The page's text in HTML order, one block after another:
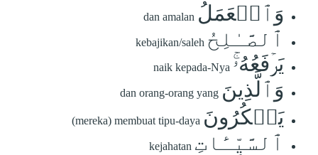
وَٱلۡعَمَلُ dan amalan
ٱلصَّـٰلِحُ kebajikan/saleh
يَرۡفَعُهُۥۚ naik kepada-Nya
وَٱلَّذِينَ dan orang-orang yang
يَمۡكُرُونَ (mereka) membuat tipu-daya
ٱلسَّيِّـَٔاتِ kejahatan